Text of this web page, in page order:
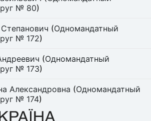
№ 80)
(Одномандатный
№ 172)
(Одномандатный
№ 173)
Александровна (Одномандатный
№ 174)